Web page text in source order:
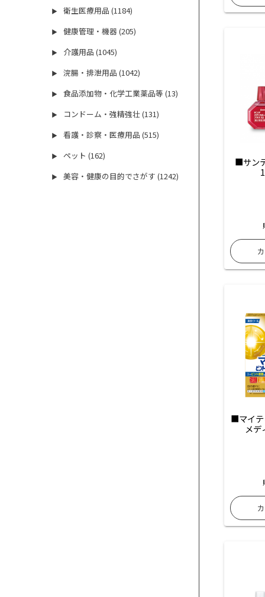
▶ 衛生医療用品 (1184)
▶ 健康管理・機器 (205)
▶ 介護用品 (1045)
▶ 浣腸・排泄用品 (1042)
▶ 食品添加物・化学工業薬品等 (13)
▶ コンドーム・強精強壮 (131)
▶ 看護・診察・医療用品 (515)
▶ ペット (162)
▶ 美容・健康の目的でさがす (1242)
■サン
■マイテ
メデ